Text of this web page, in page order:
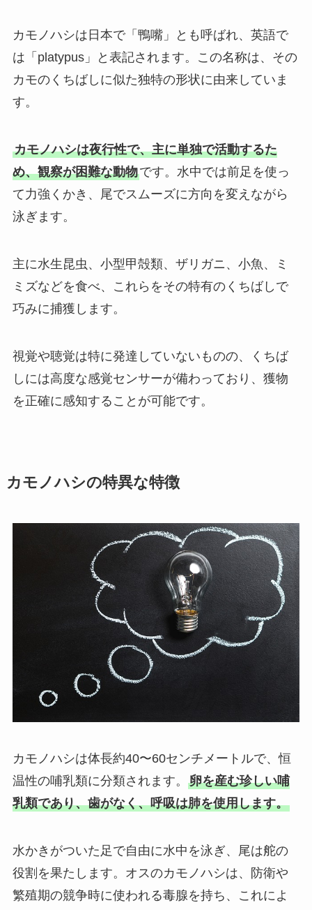
カモノハシは日本で「鴨嘴」とも呼ばれ、英語で
は「platypus」と表記されます。この名称は、その
カモのくちばしに似た独特の形状に由来していま
す。
カモノハシは夜行性で、主に単独で活動するた
め、観察が困難な動物です。水中では前足を使っ
て力強くかき、尾でスムーズに方向を変えながら
泳ぎます。
主に水生昆虫、小型甲殻類、ザリガニ、小魚、ミ
ミズなどを食べ、これらをその特有のくちばしで
巧みに捕獲します。
視覚や聴覚は特に発達していないものの、くちば
しには高度な感覚センサーが備わっており、獲物
を正確に感知することが可能です。
カモノハシの特異な特徴
カモノハシは体長約40〜60センチメートルで、恒
温性の哺乳類に分類されます。 卵を産む珍しい哺
乳類であり、歯がなく、呼吸は肺を使用します。
水かきがついた足で自由に水中を泳ぎ、尾は舵の
役割を果たします。オスのカモノハシは、防衛や
繁殖期の競争時に使われる毒腺を持ち、これによ